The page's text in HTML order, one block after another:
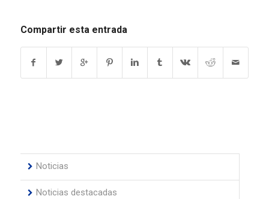
Compartir esta entrada
Noticias
Noticias destacadas